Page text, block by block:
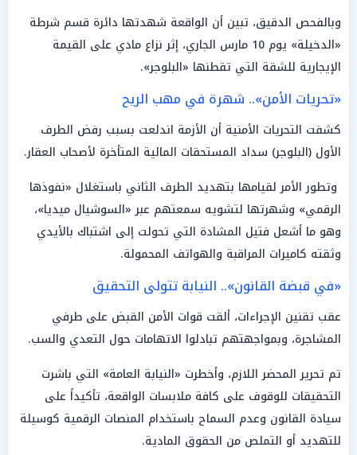
وبالفحص الدقيق، تبين أن الواقعة شهدتها دائرة قسم شرطة
«الدخيلة» يوم 10 مارس الجاري، إثر نزاع مادي على القيمة
الإيجارية للشقة التي تقطنها «البلوجر».
«تحريات الأمن».. شهرة في مهب الريح
كشفت التحريات الأمنية أن الأزمة اندلعت بسبب رفض الطرف
الأول (البلوجر) سداد المستحقات المالية المتأخرة لأصحاب العقار.
وتطور الأمر لقيامها بتهديد الطرف الثاني باستغلال «نفوذها
الرقمي» وشهرتها لتشويه سمعتهم عبر «السوشيال ميديا»،
وهو ما أشعل فتيل المشادة التي تحولت إلى اشتباك بالأيدي
وثقته كاميرات المراقبة والهواتف المحمولة.
«في قبضة القانون».. النيابة تتولى التحقيق
عقب تقنين الإجراءات، ألقت قوات الأمن القبض على طرفي
المشاجرة، وبمواجهتهم تبادلوا الاتهامات حول التعدي والسب.
تم تحرير المحضر اللازم، وأخطرت «النيابة العامة» التي باشرت
التحقيقات للوقوف على كافة ملابسات الواقعة، تأكيداً على
سيادة القانون وعدم السماح باستخدام المنصات الرقمية كوسيلة
للتهديد أو التملص من الحقوق المادية.